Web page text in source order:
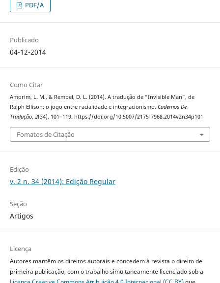
PDF/A
Publicado
04-12-2014
Como Citar
Amorim, L. M., & Rempel, D. L. (2014). A tradução de “Invisible Man”, de
Ralph Ellison: o jogo entre racialidade e integracionismo. Cadernos De
Tradução, 2(34), 101–119. https://doi.org/10.5007/2175-7968.2014v2n34p101
Fomatos de Citação
Edição
v. 2 n. 34 (2014): Edição Regular
Seção
Artigos
Licença
Autores mantêm os direitos autorais e concedem à revista o direito de
primeira publicação, com o trabalho simultaneamente licenciado sob a